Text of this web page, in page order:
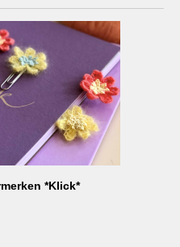
*Klick*